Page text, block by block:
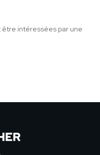
intéressées par une